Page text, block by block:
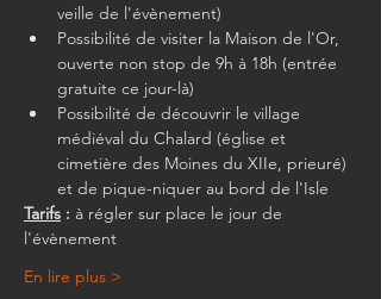
veille de l'évènement)
Possibilité de visiter la Maison de l'Or,
ouverte non stop de 9h à 18h (entrée
gratuite ce jour-là)
Possibilité de découvrir le village
médiéval du Chalard (église et
cimetière des Moines du XIIe, prieuré)
et de pique-niquer au bord de l'Isle
Tarifs : à régler sur place le jour de
l'évènement
En lire plus >